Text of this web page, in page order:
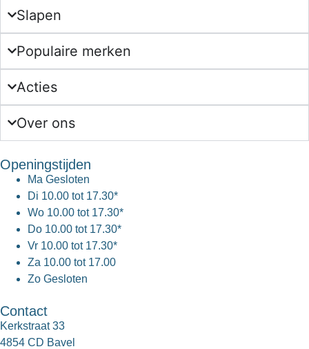
Slapen
Populaire merken
Acties
Over ons
Openingstijden
Ma Gesloten
Di 10.00 tot 17.30*
Wo 10.00 tot 17.30*
Do 10.00 tot 17.30*
Vr 10.00 tot 17.30*
Za 10.00 tot 17.00
Zo Gesloten
Contact
Kerkstraat 33
4854 CD Bavel